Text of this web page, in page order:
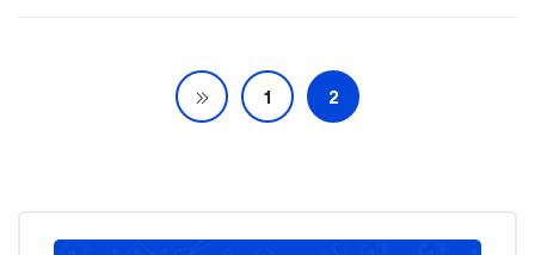
1 2